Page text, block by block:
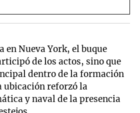
en Nueva York, el buque
de los actos, sino que
dentro de la formación
ubicación reforzó la
y naval de la presencia